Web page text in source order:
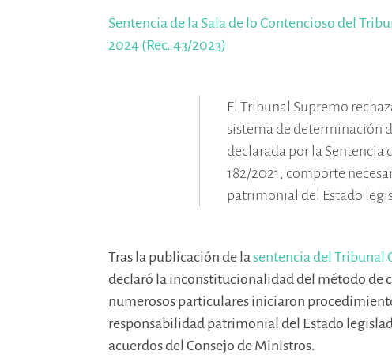
Sentencia de la Sala de lo Contencioso del
2024 (Rec. 43/2023)
El Tribunal Supremo
sistema de determinación
declarada por la Sentencia
182/2021, comporte
patrimonial del Estado
Tras la publicación de lasentencia del Tribunal
declaró la inconstitucionalidad del método de
numerosos particulares iniciaron
responsabilidad patrimonial del Estado
acuerdos del Consejo de Ministros.